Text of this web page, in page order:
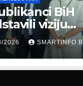
BiH
viziju
Bosne i
2026